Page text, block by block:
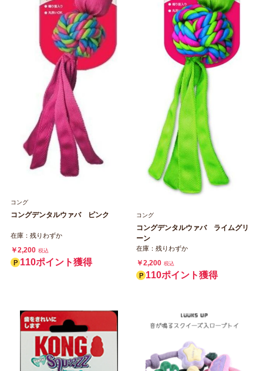
コング
コングデンタルウァバ ピンク
在庫：残りわずか
￥2,200 税込
110ポイント獲得
コング
コングデンタルウァバ ライムグリ
ーン
在庫：残りわずか
￥2,200 税込
110ポイント獲得